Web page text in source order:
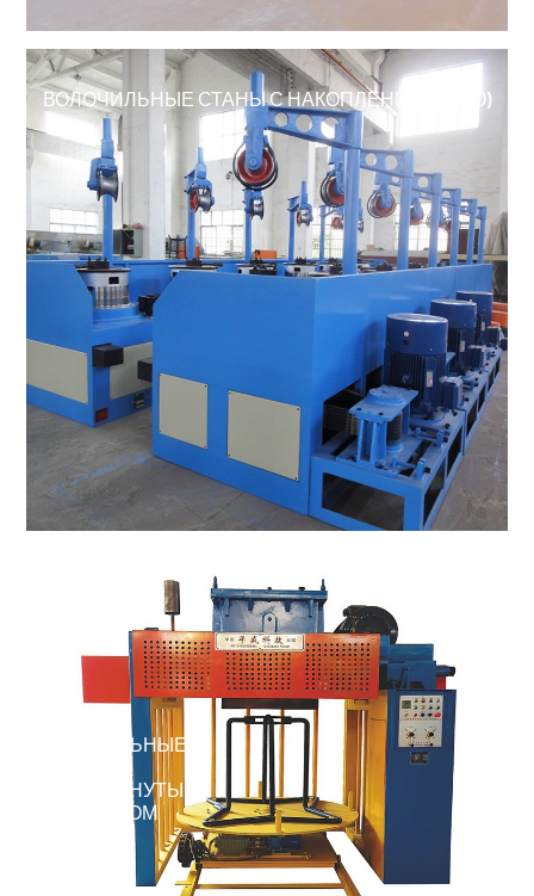
ВОЛОЧИЛЬНЫЕ СТАНЫ С НАКОПЛЕНИЕМ (ОТО)
ВОЛОЧИЛЬНЫЕ
ПЕРЕВЕРНУТЫМ
БАРАБАНОМ